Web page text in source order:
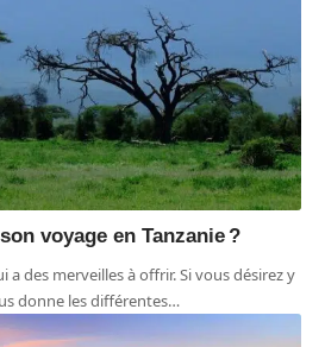
voyage en Tanzanie ?
a des merveilles à offrir. Si vous désirez y
donne les différentes…